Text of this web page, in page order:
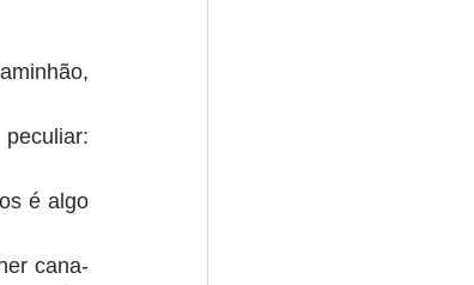
é algo
cana-